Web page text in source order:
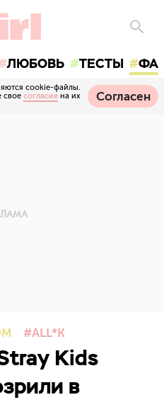
ЛЮБОВЬ ТЕСТЫ
cookie-файлы.
свое согласие на их
Согласен
ALL*K
Kids
в